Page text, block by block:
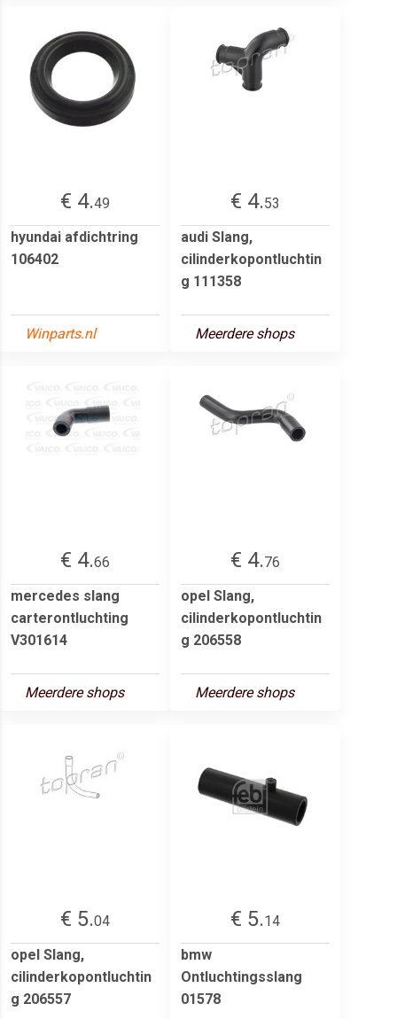
€ 4.49
hyundai afdichtring
106402
Winparts.nl
€ 4.53
audi Slang,
cilinderkopontluchtin
g 111358
Meerdere shops
€ 4.66
mercedes slang
carterontluchting
V301614
Meerdere shops
€ 4.76
opel Slang,
cilinderkopontluchtin
g 206558
Meerdere shops
€ 5.04
opel Slang,
cilinderkopontluchtin
g 206557
€ 5.14
bmw
Ontluchtingsslang
01578